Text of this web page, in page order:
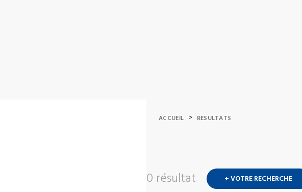
ACCUEIL > RESULTATS
0 résultat + VOTRE RECHERCHE